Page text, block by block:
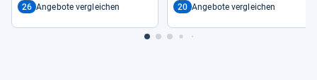
26 Angebote vergleichen 20 Angebote vergleichen